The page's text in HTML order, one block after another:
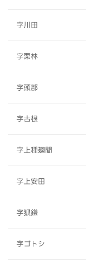
字川田
字栗林
字頭部
字古根
字上種廻間
字上安田
字狐鎌
字ゴトシ